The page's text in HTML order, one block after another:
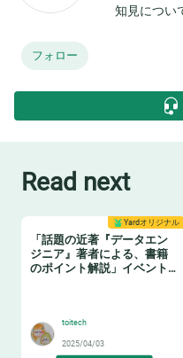
知見につい
フォロー
Read next
Yardオリジナル
「話題の近著『データエン
ジニア』著者による、書籍
のポイント解説」イベント
toitech
2025/04/03